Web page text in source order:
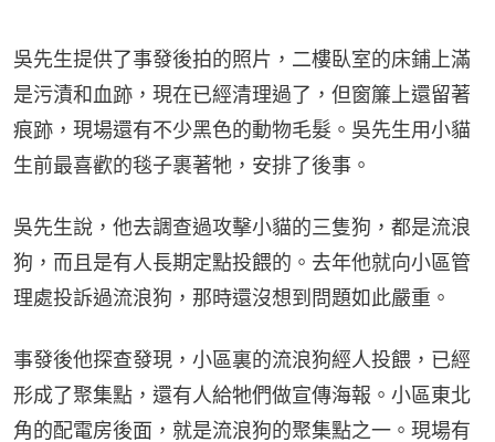
吳先生提供了事發後拍的照片，二樓臥室的床鋪上滿
是污漬和血跡，現在已經清理過了，但窗簾上還留著
痕跡，現場還有不少黑色的動物毛髮。吳先生用小貓
生前最喜歡的毯子裹著牠，安排了後事。
吳先生說，他去調查過攻擊小貓的三隻狗，都是流浪
狗，而且是有人長期定點投餵的。去年他就向小區管
理處投訴過流浪狗，那時還沒想到問題如此嚴重。
事發後他探查發現，小區裏的流浪狗經人投餵，已經
形成了聚集點，還有人給牠們做宣傳海報。小區東北
角的配電房後面，就是流浪狗的聚集點之一。現場有